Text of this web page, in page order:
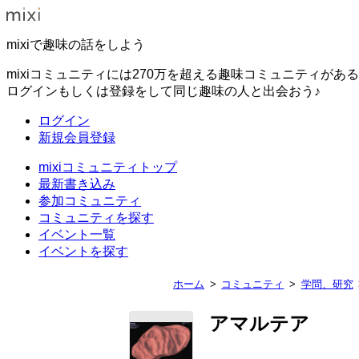
mixiで趣味の話をしよう
mixiコミュニティには270万を超える趣味コミュニティがある
ログインもしくは登録をして同じ趣味の人と出会おう♪
ログイン
新規会員登録
mixiコミュニティトップ
最新書き込み
参加コミュニティ
コミュニティを探す
イベント一覧
イベントを探す
ホーム コミュニティ 学問、研究
アマルテア